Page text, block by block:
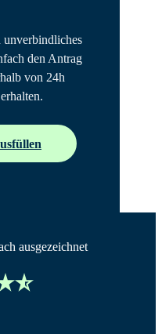
unverbindliches
den Antrag
von 24h
ausgezeichnet